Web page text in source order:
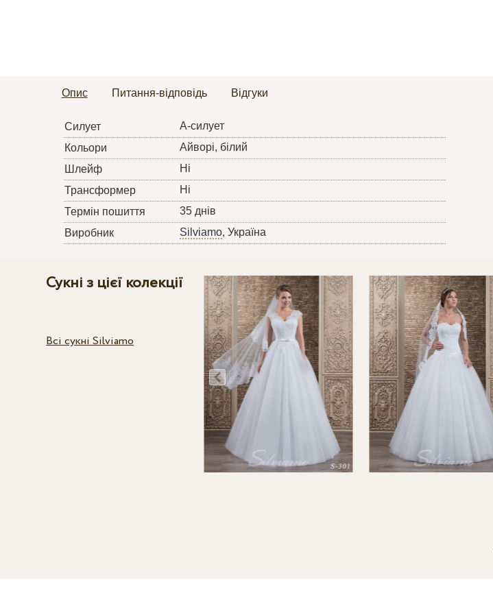
Опис Питання-відповідь Відгуки
Силует
А-силует
Кольори
Айворі, білий
Шлейф
Ні
Трансформер
Ні
Термін пошиття
35 днів
Виробник
Silviamo, Україна
Сукні з цієї колекції
Всі сукні Silviamo